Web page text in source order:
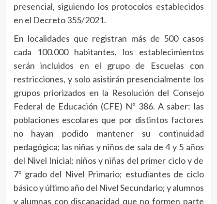
presencial, siguiendo los protocolos establecidos
en el Decreto 355/2021.
En localidades que registran más de 500 casos
cada 100.000 habitantes, los establecimientos
serán incluidos en el grupo de Escuelas con
restricciones, y solo asistirán presencialmente los
grupos priorizados en la Resolución del Consejo
Federal de Educación (CFE) Nº 386. A saber: las
poblaciones escolares que por distintos factores
no hayan podido mantener su continuidad
pedagógica; las niñas y niños de sala de 4 y 5 años
del Nivel Inicial; niños y niñas del primer ciclo y de
7º grado del Nivel Primario; estudiantes de ciclo
básico y último año del Nivel Secundario; y alumnos
y alumnas con discapacidad que no formen parte